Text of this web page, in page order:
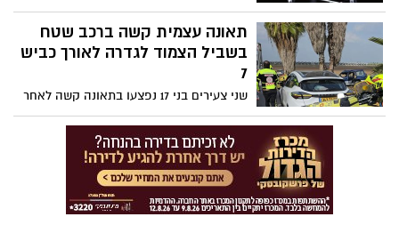
כבר הלילה בחצות. המס הנוסף על מחיר
חפיסת סיגריות יעלה, כולל מע"מ, בכשני
שקלים, וב-13 אגורות לגרם טבק. עם זאת,
יצרנים וסוחרים יוכלו לספוג חלק מההעלאה
ולגבות מחיר נמוך יותר מאשר תוספת של שני
שקלים למחיר הנוכחי.
תאונה עצמית קשה ברכב שטח
בשביל הצמוד לגדרה לאורך כביש
7
שני צעירים בני 17 נפצעו בתאונה קשה לאחר
שרכבם התנגש בעץ בשטח חקלאי סמוך לגני